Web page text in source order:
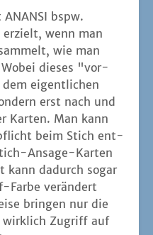
brin­gen nur die
Zugriff auf
eigent­lich immer
vie­len ande­ren
im Vor­feld
man recht sicher
nicht. Die gel­be 13
Kar­te im Spiel, da
ist aber auf ein­mal
da reicht nun ein­mal
um mei­ne 13 zu
also weni­ger das